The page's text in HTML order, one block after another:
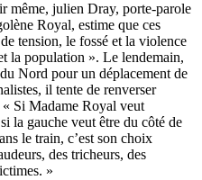
même, julien Dray, porte-parole
Royal, estime que ces
tension, le fossé et la violence
la population ». Le lendemain,
Nord pour un déplacement de
il tente de renverser
« Si Madame Royal veut
la gauche veut être du côté de
le train, c’est son choix
des tricheurs, des
»